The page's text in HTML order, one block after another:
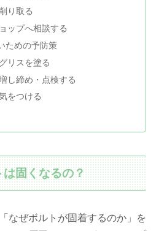
り取る
ップへ相談する
ための予防策
リスを塗る
し締め・点検する
をつける
固くなるの？
なぜボルトが固着するのか」を